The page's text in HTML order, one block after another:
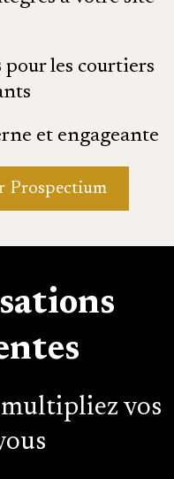
pour les courtiers
et engageante
Prospectium
vos